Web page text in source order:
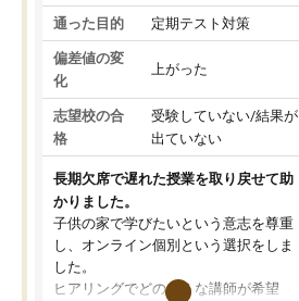
通った目的 定期テスト対策
偏差値の変
化
上がった
志望校の合
格
受験していない/結果が
出ていない
長期欠席で遅れた授業を取り戻せて助
かりました。
子供の家で学びたいという意志を尊重
し、オンライン個別という選択をしま
した。
ヒアリングでどのような講師が希望